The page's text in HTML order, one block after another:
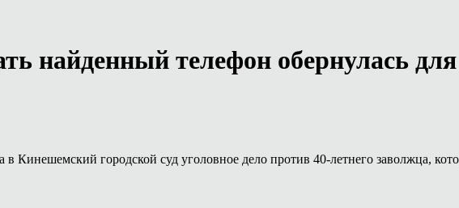
найденный телефон обернулась
в Кинешемский городской суд уголовное дело против 40-летнего заволжца,